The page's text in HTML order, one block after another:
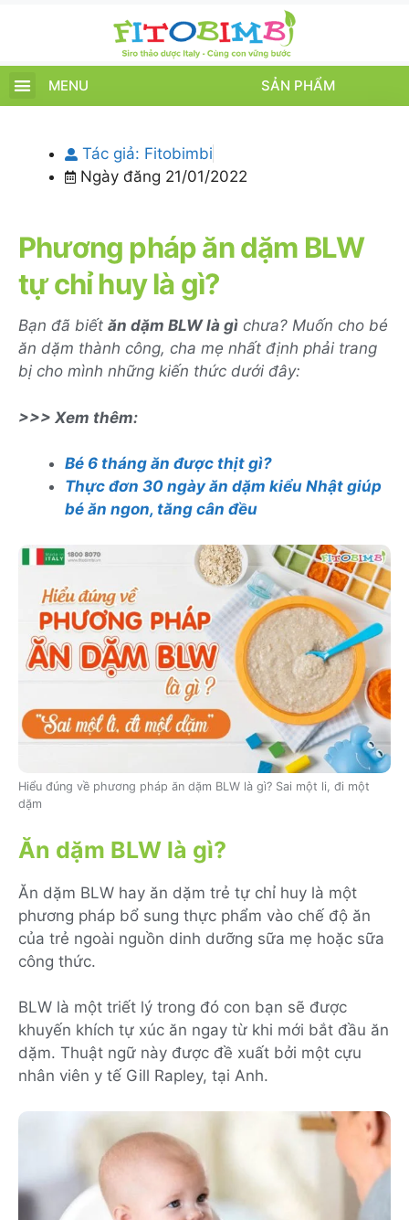
MENU SẢN PHẨM
Tác giả: Fitobimbi
Ngày đăng 21/01/2022
Phương pháp ăn dặm BLW
tự chỉ huy là gì?
Bạn đã biết ăn dặm BLW là gì chưa? Muốn cho bé
ăn dặm thành công, cha mẹ nhất định phải trang
bị cho mình những kiến thức dưới đây:
>>> Xem thêm:
Bé 6 tháng ăn được thịt gì?
Thực đơn 30 ngày ăn dặm kiểu Nhật giúp
bé ăn ngon, tăng cân đều
Hiểu đúng về phương pháp ăn dặm BLW là gì? Sai một li, đi một
dặm
Ăn dặm BLW là gì?
Ăn dặm BLW hay ăn dặm trẻ tự chỉ huy là một
phương pháp bổ sung thực phẩm vào chế độ ăn
của trẻ ngoài nguồn dinh dưỡng sữa mẹ hoặc sữa
công thức.
BLW là một triết lý trong đó con bạn sẽ được
khuyến khích tự xúc ăn ngay từ khi mới bắt đầu ăn
dặm. Thuật ngữ này được đề xuất bởi một cựu
nhân viên y tế Gill Rapley, tại Anh.